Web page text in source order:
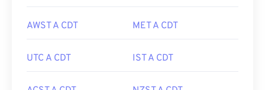
AWST A CDT MET A CDT
UTC A CDT IST A CDT